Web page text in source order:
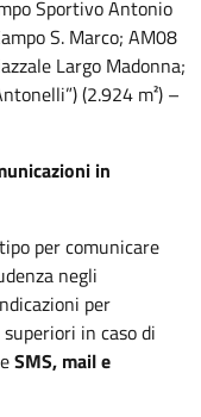
Sportivo Antonio
S. Marco; AM08
Largo Madonna;
(2.924 m²) –
in
per comunicare
negli
per
in caso di
SMS, mail e